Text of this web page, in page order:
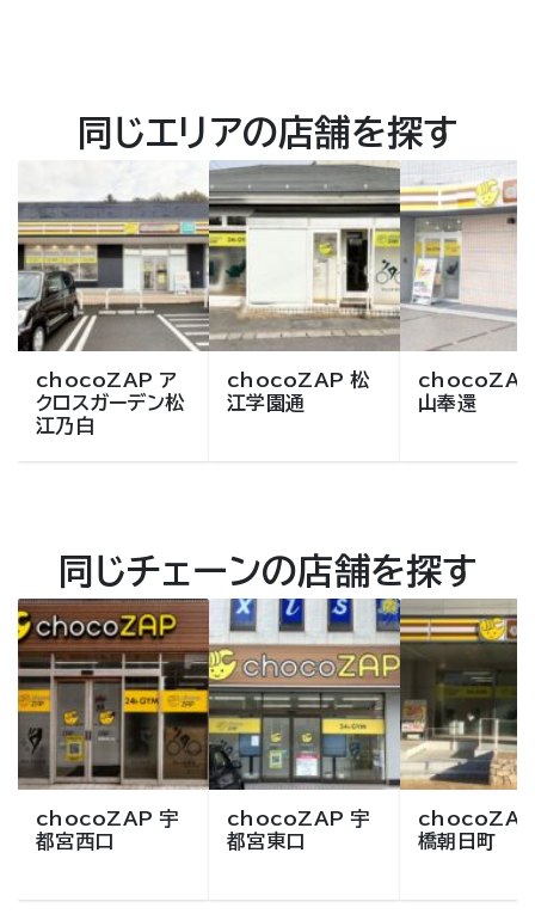
同じエリアの店舗を探す
chocoZAP ア
クロスガーデン松
江乃白
chocoZAP 松
江学園通
chocoZAP
山奉還
同じチェーンの店舗を探す
chocoZAP 宇
都宮西口
chocoZAP 宇
都宮東口
chocoZAP
橋朝日町